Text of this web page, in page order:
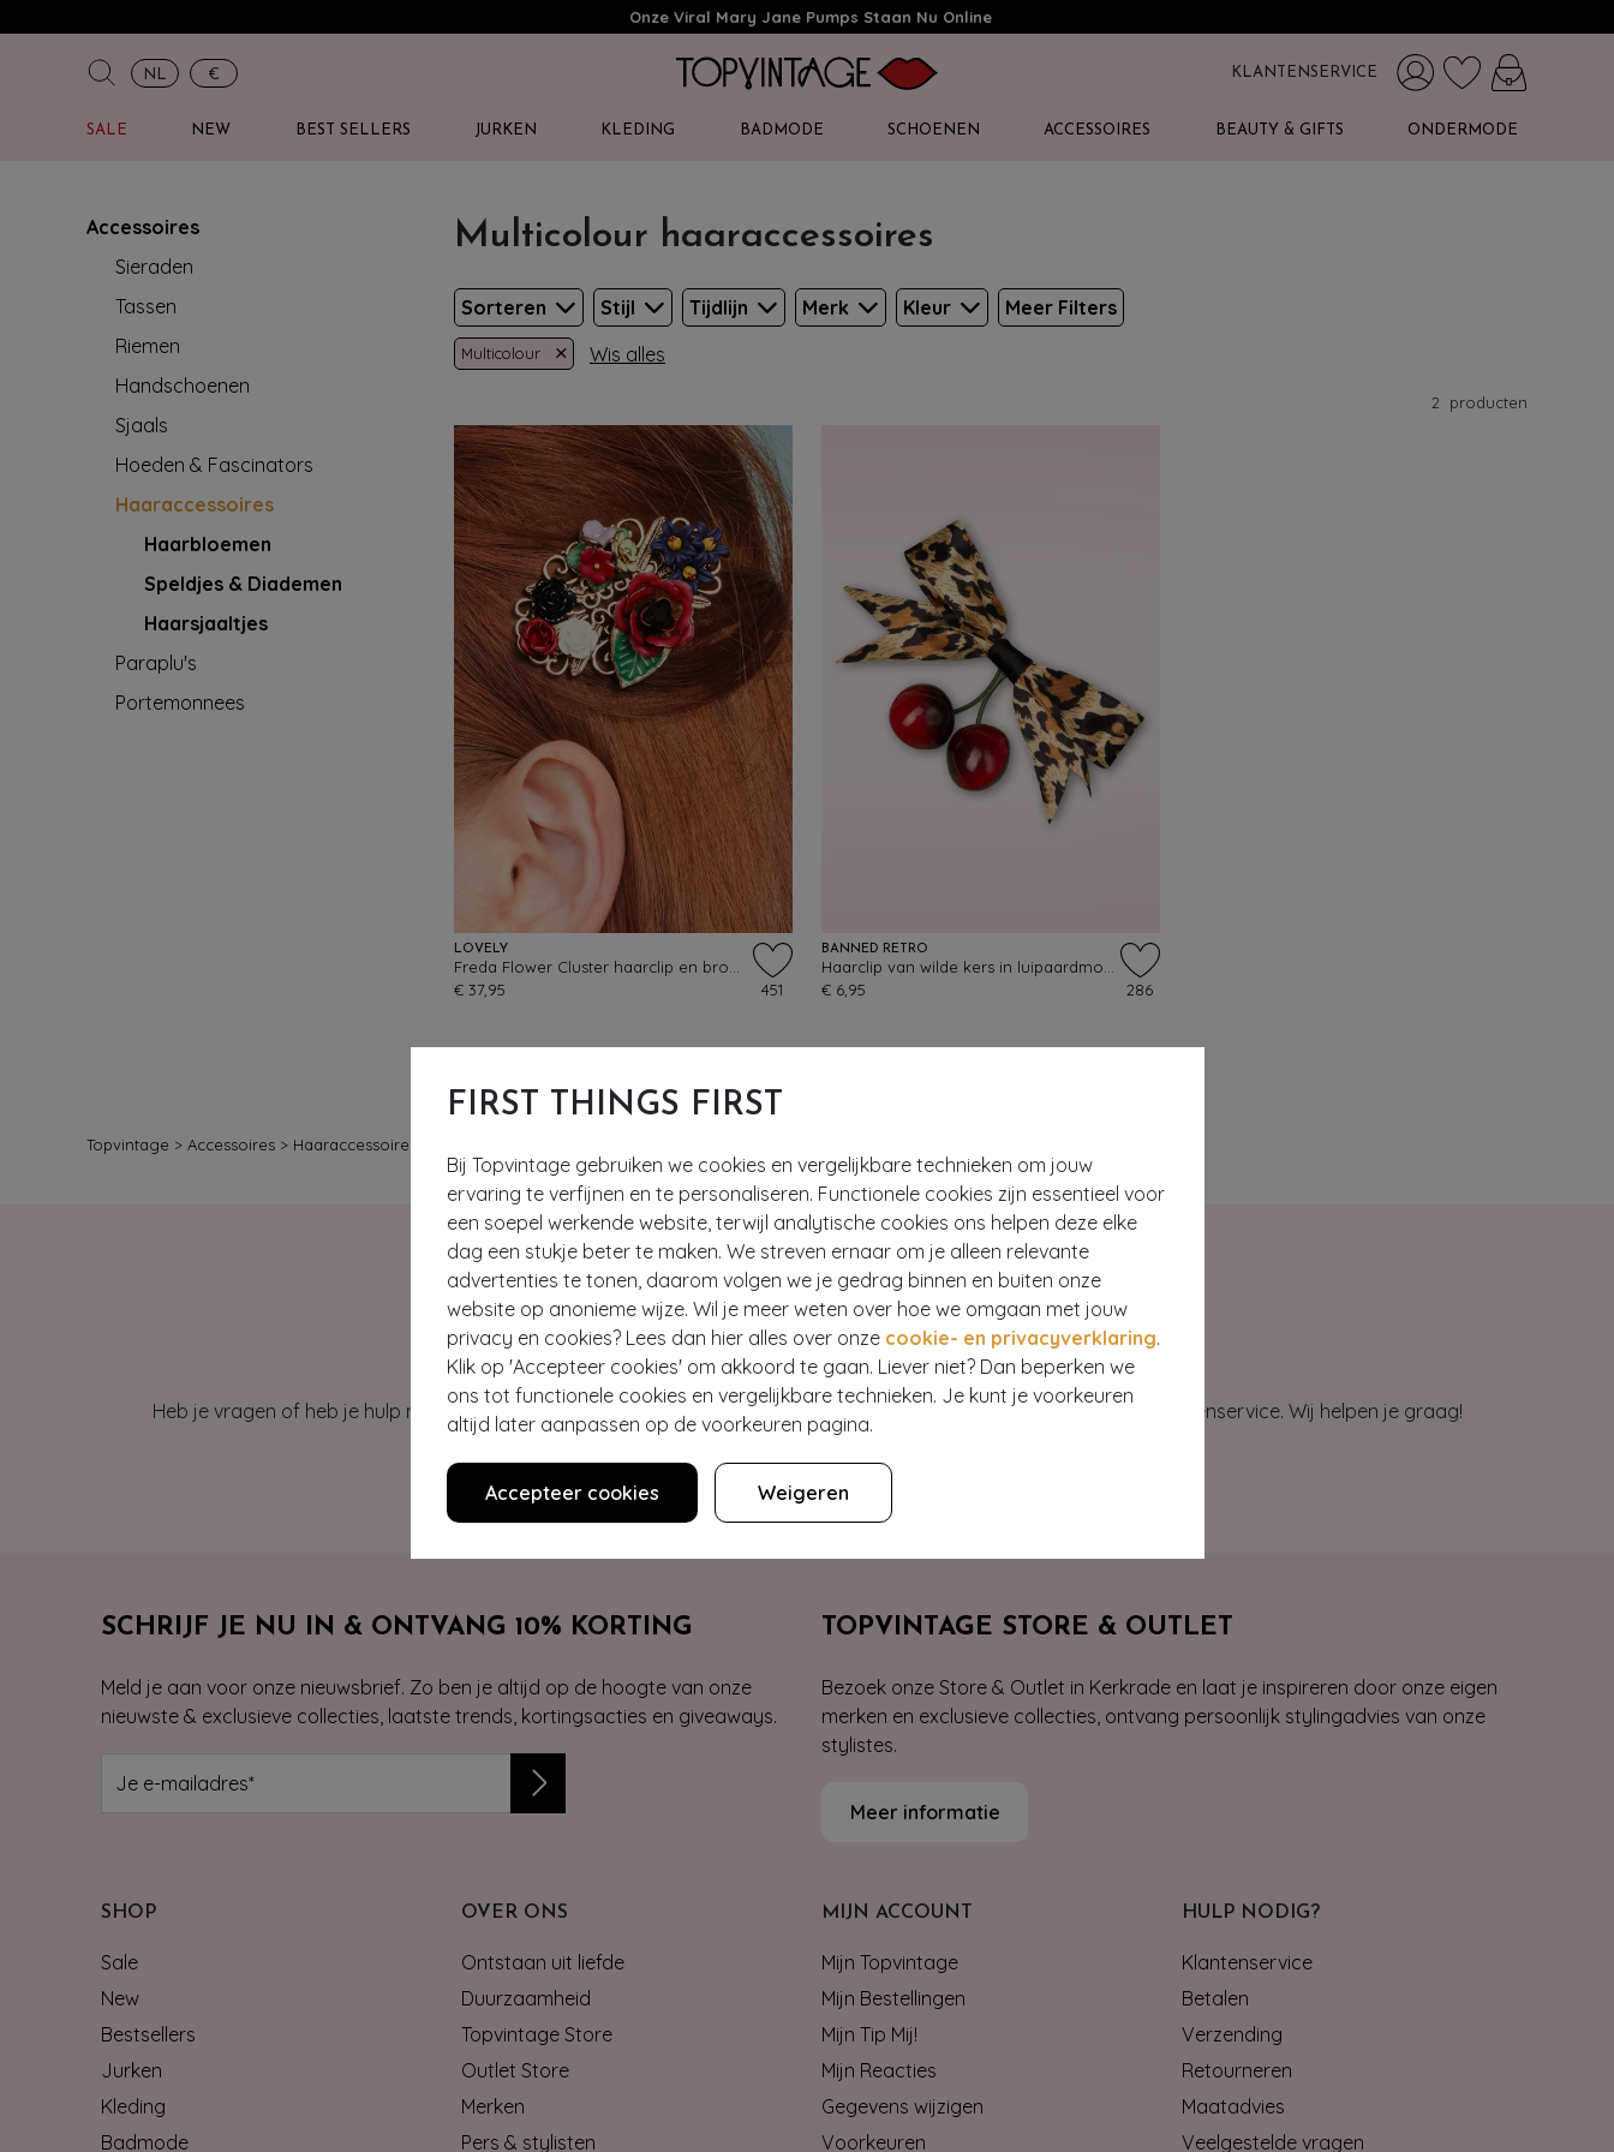
FIRST THINGS FIRST
Bij Topvintage gebruiken we cookies en vergelijkbare technieken om jouw
ervaring te verfijnen en te personaliseren. Functionele cookies zijn essentieel voor
een soepel werkende website, terwijl analytische cookies ons helpen deze elke
dag een stukje beter te maken. We streven ernaar om je alleen relevante
advertenties te tonen, daarom volgen we je gedrag binnen en buiten onze
website op anonieme wijze. Wil je meer weten over hoe we omgaan met jouw
privacy en cookies? Lees dan hier alles over onze cookie- en privacyverklaring.
Klik op 'Accepteer cookies' om akkoord te gaan. Liever niet? Dan beperken we
ons tot functionele cookies en vergelijkbare technieken. Je kunt je voorkeuren
altijd later aanpassen op de voorkeuren pagina.
Accepteer cookies Weigeren
Onze Viral Mary Jane Pumps Staan Nu Online
NL € KLANTENSERVICE
SALE NEW BEST SELLERS JURKEN KLEDING BADMODE SCHOENEN ACCESSOIRES BEAUTY & GIFTS ONDERMODE
Accessoires
Sieraden
Tassen
Riemen
Handschoenen
Sjaals
Hoeden & Fascinators
Haaraccessoires
Haarbloemen
Speldjes & Diademen
Haarsjaaltjes
Paraplu's
Portemonnees
Multicolour haaraccessoires
Sorteren Stijl Tijdlijn Merk Kleur Meer Filters
Multicolour × Wis alles
2 producten
LOVELY
€ 37,95
451
BANNED RETRO
€ 6,95
286
Topvintage > Accessoires > Haaraccessoires
Hey gorgeous
Heb je vragen of heb je hulp nodig bij je bestelling? Lees onze veelgestelde vragen of neem contact op met onze klantenservice. Wij helpen je graag!
SCHRIJF JE NU IN & ONTVANG 10% KORTING
Meld je aan voor onze nieuwsbrief. Zo ben je altijd op de hoogte van onze
nieuwste & exclusieve collecties, laatste trends, kortingsacties en giveaways.
TOPVINTAGE STORE & OUTLET
Bezoek onze Store & Outlet in Kerkrade en laat je inspireren door onze eigen
merken en exclusieve collecties, ontvang persoonlijk stylingadvies van onze
stylistes.
Meer informatie
SHOP
Sale
New
Bestsellers
Jurken
Kleding
Badmode
OVER ONS
Ontstaan uit liefde
Duurzaamheid
Topvintage Store
Outlet Store
Merken
Pers & stylisten
MIJN ACCOUNT
Mijn Topvintage
Mijn Bestellingen
Mijn Tip Mij!
Mijn Reacties
Gegevens wijzigen
Voorkeuren
HULP NODIG?
Klantenservice
Betalen
Verzending
Retourneren
Maatadvies
Veelgestelde vragen